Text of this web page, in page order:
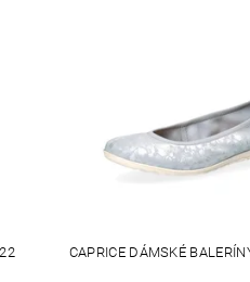
CAPRICE DÁMSKÉ